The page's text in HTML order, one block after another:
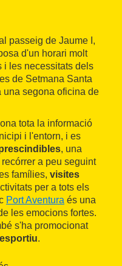
passeig de Jaume I,
d'un horari molt
i les necessitats dels
de Setmana Santa
una segona oficina de
tota la informació
i l'entorn, i es
, una
a peu seguint
famílies, visites
per a tots els
Port Aventura és una
les emocions fortes.
s'ha promocionat
.